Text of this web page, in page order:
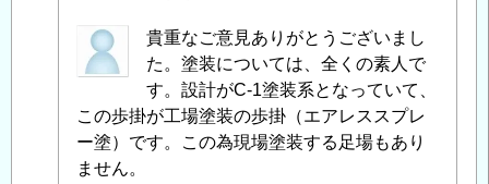
匿
名
稿
者
に
貴重なご意見ありがとうございまし
た。塗装については、全くの素人で
す。設計がC-1塗装系となっていて、
この歩掛が工場塗装の歩掛（エアレススプレ
ー塗）です。この為現場塗装する足場もあり
ません。